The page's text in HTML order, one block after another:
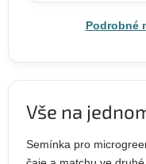
Podrobné
Vše na
Semínka pro